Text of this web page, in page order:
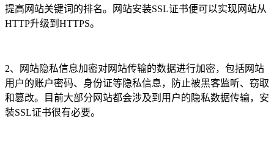
提高网站关键词的排名。网站安装SSL证书便可以实现网站从
HTTP升级到HTTPS。
2、网站隐私信息加密对网站传输的数据进行加密，包括网站
用户的账户密码、身份证等隐私信息，防止被黑客监听、窃取
和篡改。目前大部分网站都会涉及到用户的隐私数据传输，安
装SSL证书很有必要。